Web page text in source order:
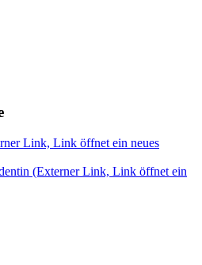
Link, Link öffnet ein neues
(Externer Link, Link öffnet ein